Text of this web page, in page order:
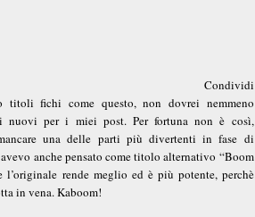
Condividi
titoli fichi come questo, non dovrei nemmeno
nuovi per i miei post. Per fortuna non è così,
una delle parti più divertenti in fase di
anche pensato come titolo alternativo “Boom
l’originale rende meglio ed è più potente, perchè
in vena. Kaboom!